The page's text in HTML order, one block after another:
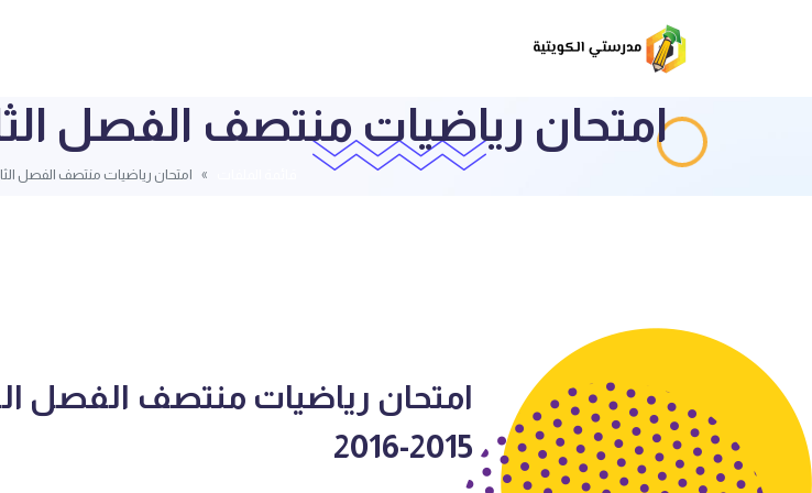
امتحان رياضيات منتصف الفصل الثاني
امتحان رياضيات منتصف الفصل الثاني
امتحان رياضيات منتصف الفصل
2015-2016